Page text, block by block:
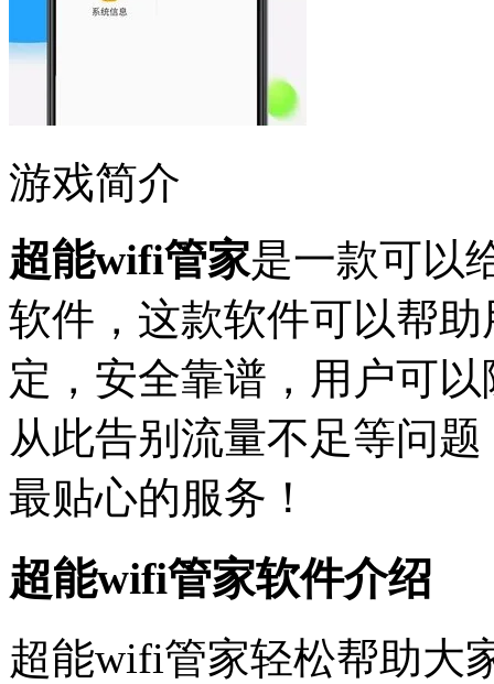
游戏简介
超能wifi管家是一款可以
软件，这款软件可以帮
定，安全靠谱，用户可
从此告别流量不足等问
最贴心的服务！
超能wifi管家软件介绍
超能wifi管家轻松帮助大